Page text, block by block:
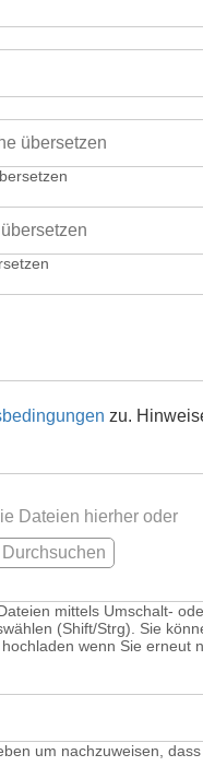
zu.
Dateien hierher oder
Durchsuchen
mittels Umschalt-
(Shift/Strg). Sie
wenn Sie erneut
um nachzuweisen, dass